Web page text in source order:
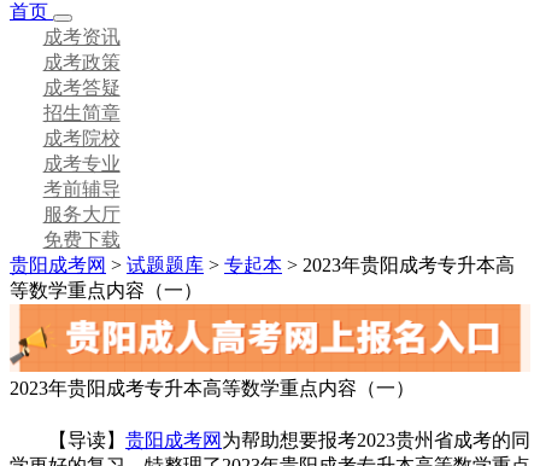
首页
成考资讯
成考政策
成考答疑
招生简章
成考院校
成考专业
考前辅导
服务大厅
免费下载
贵阳成考网 > 试题题库 > 专起本 > 2023年贵阳成考专升本高
等数学重点内容（一）
2023年贵阳成考专升本高等数学重点内容（一）
【导读】 贵阳成考网 为帮助想要报考2023贵州省成考的同